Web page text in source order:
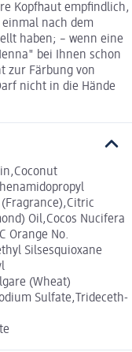
Kopfhaut empfindlich,
nach dem
haben; – wenn eine
bei Ihnen schon
zur Färbung von
nicht in die Hände
Oil,Cocos Nucifera
Orange No.
Silsesquioxane
(Wheat)
Sulfate,Trideceth-